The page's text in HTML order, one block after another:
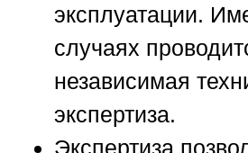
эксплуатации.
случаях
независимая
экспертиза.
Экспертиза